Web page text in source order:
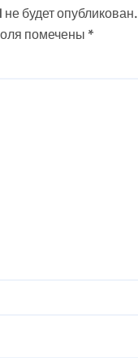
будет опубликован.
помечены *